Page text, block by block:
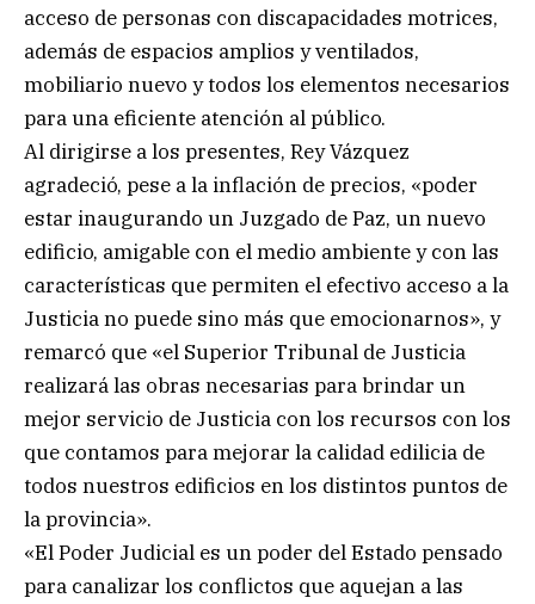
acceso de personas con discapacidades motrices,
además de espacios amplios y ventilados,
mobiliario nuevo y todos los elementos necesarios
para una eficiente atención al público.
Al dirigirse a los presentes, Rey Vázquez
agradeció, pese a la inflación de precios, «poder
estar inaugurando un Juzgado de Paz, un nuevo
edificio, amigable con el medio ambiente y con las
características que permiten el efectivo acceso a la
Justicia no puede sino más que emocionarnos», y
remarcó que «el Superior Tribunal de Justicia
realizará las obras necesarias para brindar un
mejor servicio de Justicia con los recursos con los
que contamos para mejorar la calidad edilicia de
todos nuestros edificios en los distintos puntos de
la provincia».
«El Poder Judicial es un poder del Estado pensado
para canalizar los conflictos que aquejan a las